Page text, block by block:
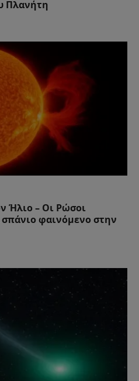
Πλανήτη
Ήλιο – Οι Ρώσοι
φαινόμενο στην